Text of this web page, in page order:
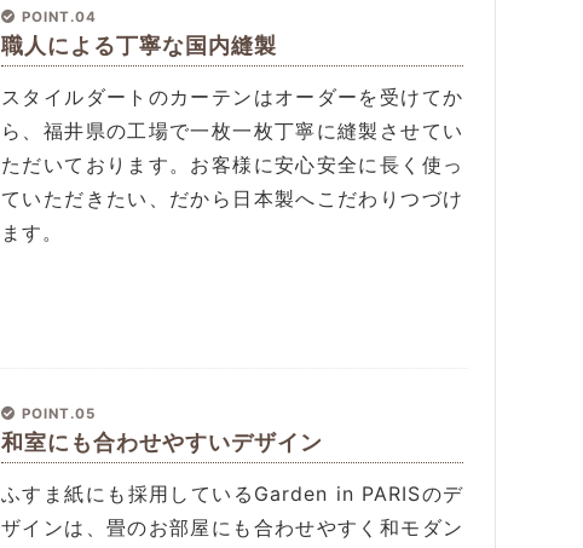
POINT.04
職人による丁寧な国内縫製
スタイルダートのカーテンはオーダーを受けてか
ら、福井県の工場で一枚一枚丁寧に縫製させてい
ただいております。お客様に安心安全に長く使っ
ていただきたい、だから日本製へこだわりつづけ
ます。
POINT.05
和室にも合わせやすいデザイン
ふすま紙にも採用しているGarden in PARISのデ
ザインは、畳のお部屋にも合わせやすく和モダン